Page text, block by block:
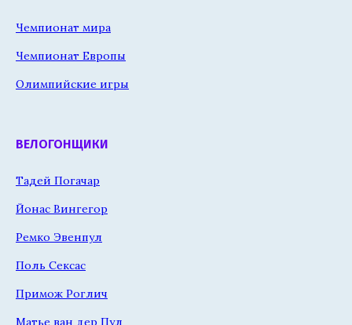
Чемпионат мира
Чемпионат Европы
Олимпийские игры
ВЕЛОГОНЩИКИ
Тадей Погачар
Йонас Вингегор
Ремко Эвенпул
Поль Сексас
Примож Роглич
Матье ван дер Пул